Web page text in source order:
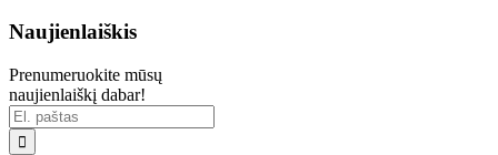
Naujienlaiškis
Prenumeruokite mūsų
naujienlaiškį dabar!
